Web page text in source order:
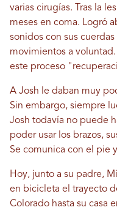
varias cirugías. Tras la
meses en coma. Logró
sonidos con sus
movimientos a
este proceso
A Josh le daban muy
Sin embargo, siempre
Josh todavía no puede
poder usar los brazos,
Se comunica con el pie
Hoy, junto a su padre,
en bicicleta el trayecto
Colorado hasta su casa